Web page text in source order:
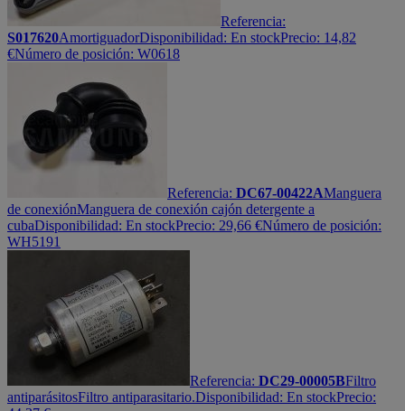
Referencia:
S017620AmortiguadorDisponibilidad: En stockPrecio: 14,82
€Número de posición: W0618
Referencia: DC67-00422AManguera
de conexiónManguera de conexión cajón detergente a
cubaDisponibilidad: En stockPrecio: 29,66 €Número de posición:
WH5191
Referencia: DC29-00005BFiltro
antiparásitosFiltro antiparasitario.Disponibilidad: En stockPrecio: